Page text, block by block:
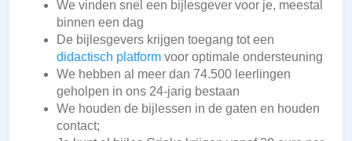
We vinden snel een bijlesgever voor je, meestal
binnen een dag
De bijlesgevers krijgen toegang tot een
didactisch platform voor optimale ondersteuning
We hebben al meer dan 74.500 leerlingen
geholpen in ons 24-jarig bestaan
We houden de bijlessen in de gaten en houden
contact;